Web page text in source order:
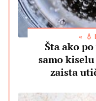
💧
Šta ako
samo
zaista